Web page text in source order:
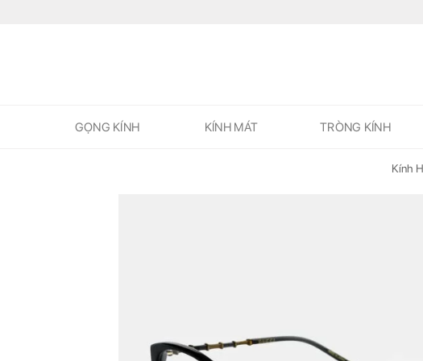
GỌNG KÍNH KÍNH MÁT TRÒNG KÍNH
Kính
Những